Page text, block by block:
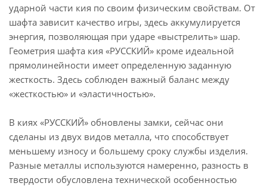
ударной части кия по своим физическим свойствам. От
шафта зависит качество игры, здесь аккумулируется
энергия, позволяющая при ударе «выстрелить» шар.
Геометрия шафта кия «РУССКИЙ» кроме идеальной
прямолинейности имеет определенную заданную
жесткость. Здесь соблюден важный баланс между
«жесткостью» и «эластичностью».
В киях «РУССКИЙ» обновлены замки, сейчас они
сделаны из двух видов металла, что способствует
меньшему износу и большему сроку службы изделия.
Разные металлы используются намеренно, разность в
твердости обусловлена технической особенностью